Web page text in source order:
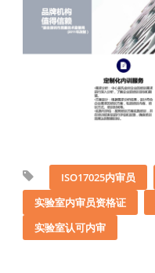
ISO17025内审员
实验室内审员资格证
实验室认可内审